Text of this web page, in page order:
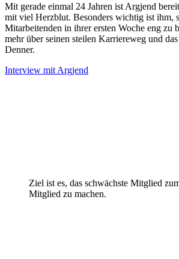
Mit gerade einmal 24 Jahren ist Argjend
mit viel Herzblut. Besonders wichtig ist ihm,
Mitarbeitenden in ihrer ersten Woche eng zu
mehr über seinen steilen Karriereweg und
Denner.
Interview mit Argjend
Ziel ist es, das schwächste Mitglied
Mitglied zu machen.